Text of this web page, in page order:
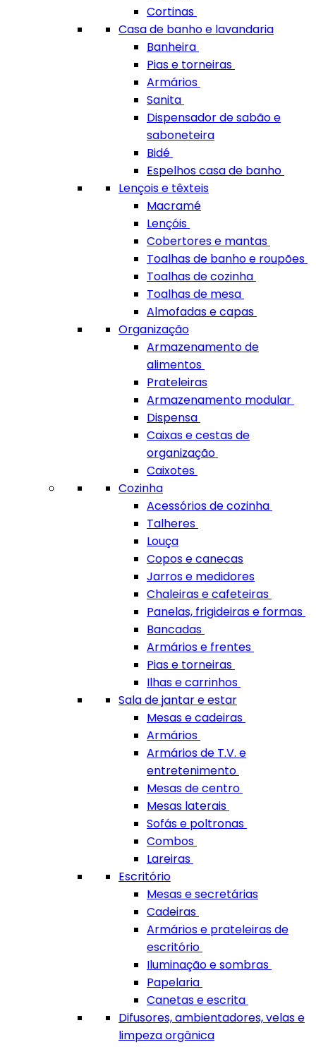
Cortinas
Casa de banho e lavandaria
Banheira
Pias e torneiras
Armários
Sanita
Dispensador de sabão e
saboneteira
Bidé
Espelhos casa de banho
Lençois e têxteis
Macramé
Lençóis
Cobertores e mantas
Toalhas de banho e roupões
Toalhas de cozinha
Toalhas de mesa
Almofadas e capas
Organização
Armazenamento de
alimentos
Prateleiras
Armazenamento modular
Dispensa
Caixas e cestas de
organização
Caixotes
Cozinha
Acessórios de cozinha
Talheres
Louça
Copos e canecas
Jarros e medidores
Chaleiras e cafeteiras
Panelas, frigideiras e formas
Bancadas
Armários e frentes
Pias e torneiras
Ilhas e carrinhos
Sala de jantar e estar
Mesas e cadeiras
Armários
Armários de T.V. e
entretenimento
Mesas de centro
Mesas laterais
Sofás e poltronas
Combos
Lareiras
Escritório
Mesas e secretárias
Cadeiras
Armários e prateleiras de
escritório
Iluminação e sombras
Papelaria
Canetas e escrita
Difusores, ambientadores, velas e
limpeza orgânica